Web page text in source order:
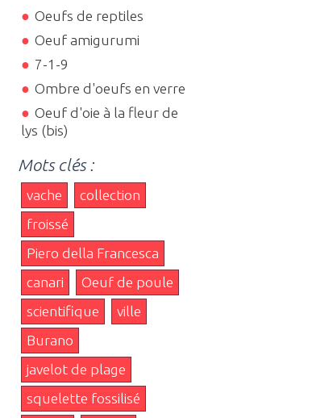
Oeufs de reptiles
Oeuf amigurumi
7-1-9
Ombre d'oeufs en verre
Oeuf d'oie à la fleur de
lys (bis)
Mots clés :
vache
collection
froissé
Piero della Francesca
canari
Oeuf de poule
scientifique
ville
Burano
javelot de plage
squelette fossilisé